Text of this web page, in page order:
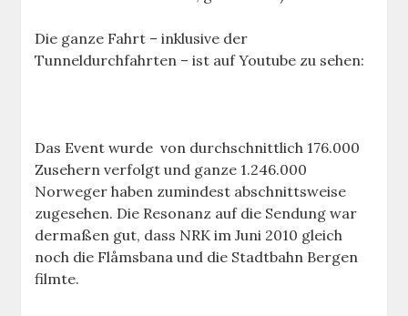
Die ganze Fahrt – inklusive der
Tunneldurchfahrten – ist auf Youtube zu sehen:
Das Event wurde von durchschnittlich 176.000
Zusehern verfolgt und ganze 1.246.000
Norweger haben zumindest abschnittsweise
zugesehen. Die Resonanz auf die Sendung war
dermaßen gut, dass NRK im Juni 2010 gleich
noch die Flåmsbana und die Stadtbahn Bergen
filmte.